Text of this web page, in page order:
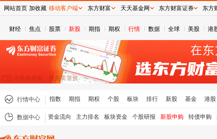
财经 焦点 股票 新股 期指 期权 行情 数据 全球 美股 港
行情中心 指数 期指 期权 个股 板块 排行 新股 基金 港股
数据中心 资金流向 主力排名 板块资金 个股研报 新股申购 转债申购
网站首页 加收藏 移动客户端 东方财富 天天基金网 东方财富证券 东方